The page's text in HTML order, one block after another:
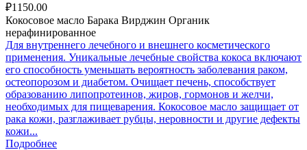
₽1150.00
Кокосовое масло Барака Вирджин Органик
нерафинированное
Для внутреннего лечебного и внешнего косметического
применения. Уникальные лечебные свойства кокоса включают
его способность уменьшать вероятность заболевания раком,
остеопорозом и диабетом. Очищает печень, способствует
образованию липопротеинов, жиров, гормонов и желчи,
необходимых для пищеварения. Кокосовое масло защищает от
рака кожи, разглаживает рубцы, неровности и другие дефекты
кожи...
Подробнее